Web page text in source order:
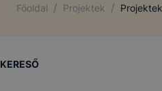
Főoldal / Projektek / Projektek
KERESŐ